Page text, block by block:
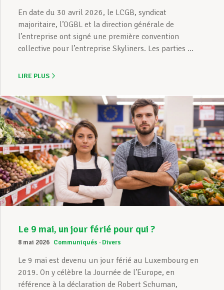
En date du 30 avril 2026, le LCGB, syndicat
majoritaire, l’OGBL et la direction générale de
l’entreprise ont signé une première convention
collective pour l’entreprise Skyliners. Les parties ...
LIRE PLUS
Le 9 mai, un jour férié pour qui ?
8 mai 2026 Communiqués Divers
Le 9 mai est devenu un jour férié au Luxembourg en
2019. On y célèbre la Journée de l’Europe, en
référence à la déclaration de Robert Schuman,